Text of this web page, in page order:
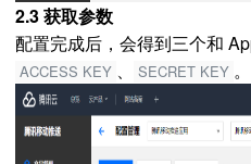
2.3 获取参数
配置完成后，会得到三个和
ACCESS KEY 、 SECRET KEY 。